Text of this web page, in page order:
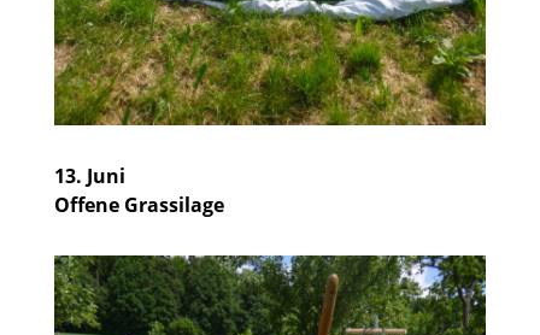
13. Juni
Offene Grassilage